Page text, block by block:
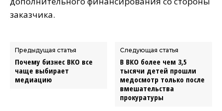
заказчика.
Предыдущая статья
Почему бизнес ВКО все
чаще выбирает
медиацию
Следующая статья
В ВКО более чем 3,5
тысячи детей прошли
медосмотр только после
вмешательства
прокуратуры